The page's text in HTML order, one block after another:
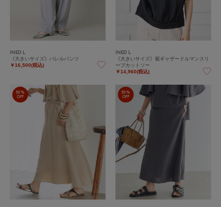
INED L
《大きいサイズ》バレルパンツ
￥16,500(税込)
INED L
《大きいサイズ》裾ギャザードルマンスリ
ーブカットソー
￥14,960(税込)
50%
OFF
50%
OFF